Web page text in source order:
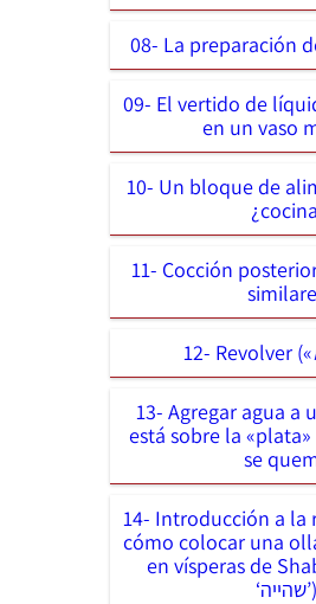
08- La preparación
09- El vertido de
en un vaso
10- Un bloque de
11- Cocción
12- Revolver («
13- Agregar agua a
está sobre la
se
14- Introducción a la
cómo colocar una
en vísperas de